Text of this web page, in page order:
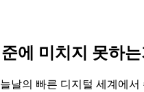
에 미치지 못하
날의 빠른 디지털 세계에